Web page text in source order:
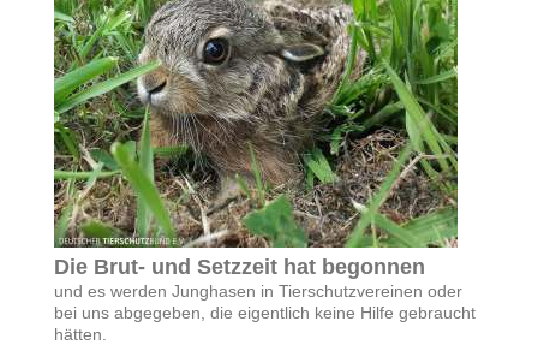
Die Brut- und Setzzeit hat begonnen
und es werden Junghasen in Tierschutzvereinen oder
bei uns abgegeben, die eigentlich keine Hilfe gebraucht
hätten.